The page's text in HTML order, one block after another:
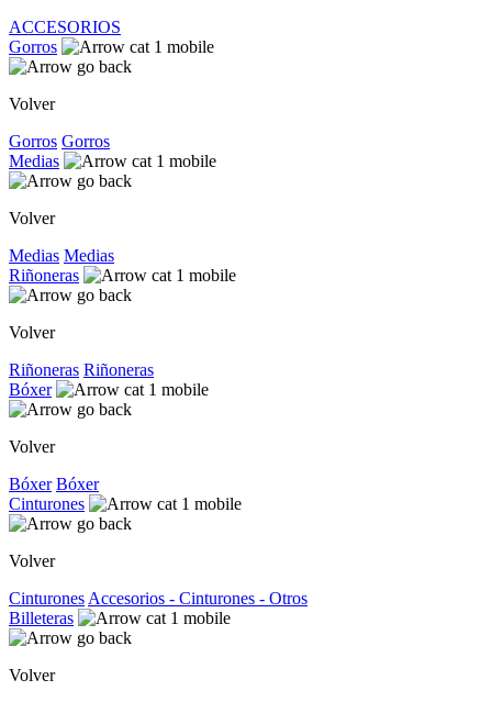
ACCESORIOS
Gorros
Volver
Gorros Gorros
Medias
Volver
Medias Medias
Riñoneras
Volver
Riñoneras Riñoneras
Bóxer
Volver
Bóxer Bóxer
Cinturones
Volver
Cinturones Accesorios - Cinturones - Otros
Billeteras
Volver